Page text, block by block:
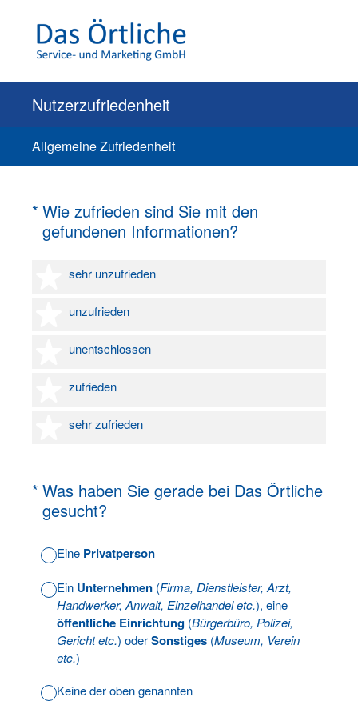
Nutzerzufriedenheit
Allgemeine Zufriedenheit
* Wie zufrieden sind Sie mit den
gefundenen Informationen?
(Erforderlich.)
sehr unzufrieden
1 Stern
unzufrieden
2 Sterne
unentschlossen
3 Sterne
zufrieden
4 Sterne
sehr zufrieden
5 Sterne
* Was haben Sie gerade bei Das Örtliche
gesucht?
(Erforderlich.)
Eine Privatperson
Ein Unternehmen (Firma, Dienstleister, Arzt,
Handwerker, Anwalt, Einzelhandel etc.), eine
öffentliche Einrichtung (Bürgerbüro, Polizei,
Gericht etc.) oderSonstiges (Museum, Verein
etc.)
Keine der oben genannten